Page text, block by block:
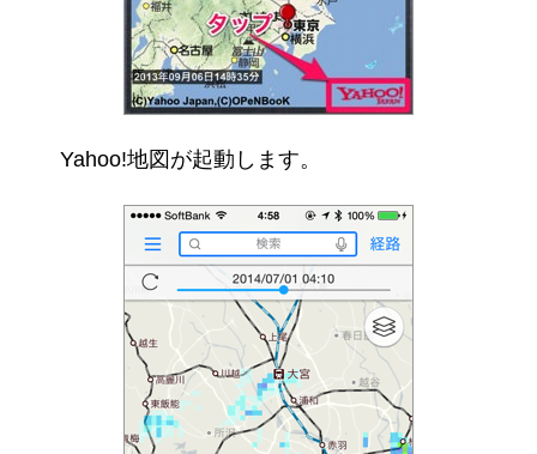
Yahoo!地図が起動します。